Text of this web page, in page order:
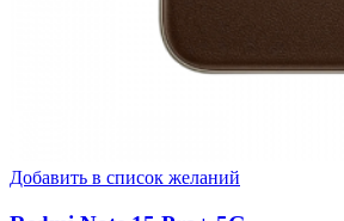
Добавить в список желаний